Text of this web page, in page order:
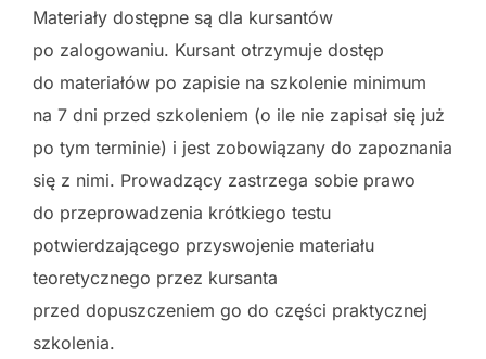
Materiały dostępne są dla kursantów
po zalogowaniu. Kursant otrzymuje dostęp
do materiałów po zapisie na szkolenie minimum
na 7 dni przed szkoleniem (o ile nie zapisał się już
po tym terminie) i jest zobowiązany do zapoznania
się z nimi. Prowadzący zastrzega sobie prawo
do przeprowadzenia krótkiego testu
potwierdzającego przyswojenie materiału
teoretycznego przez kursanta
przed dopuszczeniem go do części praktycznej
szkolenia.